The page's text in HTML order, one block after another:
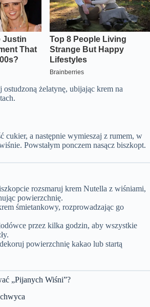
żelatynę, ubijając krem na
cukier, a następnie wymieszaj z rumem, w
Powstałym ponczem nasącz biszkopt.
rozsmaruj krem Nutella z wiśniami,
powierzchnię.
śmietankowy, rozprowadzając go
przez kilka godzin, aby wszystkie
powierzchnię kakao lub startą
„Pijanych Wiśni”?